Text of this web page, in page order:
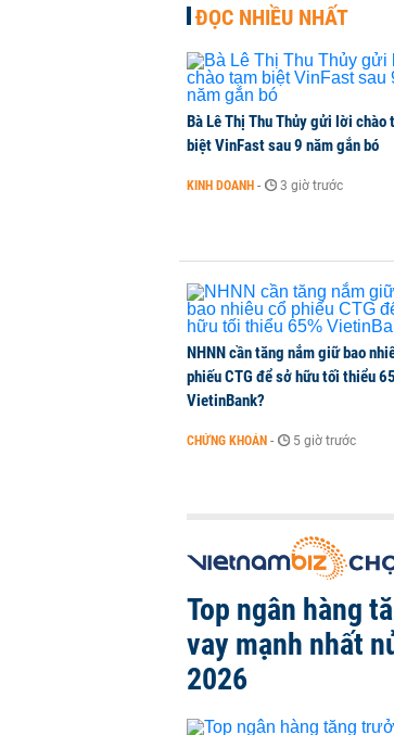
Dòng tiền ngoại bất
CHỨNG KHOÁN 1 giờ trước
Kiến nghị đưa người
TikToker Khánh Sky,
ĐỌC NHIỀU NHẤT
Bà Lê Thị Thu Thủy gửi lời chào
biệt VinFast sau 9 năm gắn bó
KINH DOANH - 3 giờ trước
NHNN cần tăng nắm giữ bao
phiếu CTG để sở hữu tối thiểu
VietinBank?
CHỨNG KHOÁN - 5 giờ trước
Top ngân hàng
vay mạnh nhất
2026